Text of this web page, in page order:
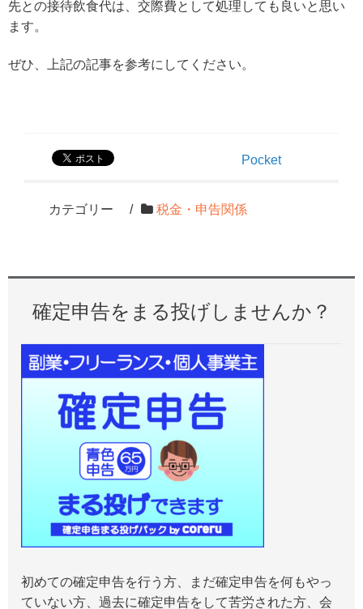
先との接待飲食代は、交際費として処理しても良いと思い
ます。
ぜひ、上記の記事を参考にしてください。
Pocket
カテゴリー 税金・申告関係
確定申告をまる投げしませんか？
初めての確定申告を行う方、まだ確定申告を何もやっ
ていない方、過去に確定申告をして苦労された方、会